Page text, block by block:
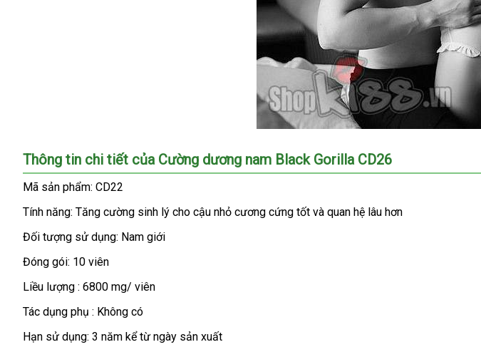
Cường
dương
nam
Gorilla
CD26
giúp
nam
tăng
cường
lý
Thông tin chi tiết địa
chỉ
của Cường dương nam Black Gorilla CD26
Mã sản phẩm: CD22
Tính năng: Tăng cường sinh lý cho cậu nhỏ cương cứng tốt và quan hệ lâu hơn
Đối tượng sử dụng: Nam giới
Đóng gói: 10 viên
Liều lượng : 6800 mg/ viên
Tác dụng phụ : Không có
Hạn sử dụng: 3 năm kể từ ngày sản xuất